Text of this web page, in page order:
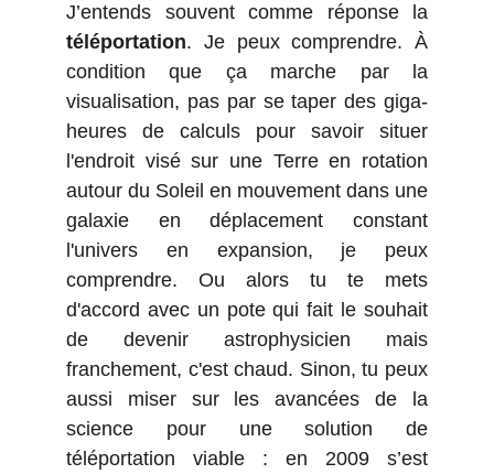
J’entends souvent comme réponse
la
téléportation. Je peux comprendre. À
condition que ça marche par la
visualisation, pas par se taper des giga-
heures de calculs pour savoir situer
l'endroit visé sur une Terre en rotation
autour du Soleil en mouvement dans une
galaxie en déplacement constant
l'univers en expansion, je peux
comprendre. Ou alors tu te mets
d'accord avec un pote qui fait le souhait
de devenir astrophysicien mais
franchement, c'est chaud. Sinon, tu peux
aussi miser sur les avancées de la
science pour une solution de
téléportation viable : en 2009 s’est